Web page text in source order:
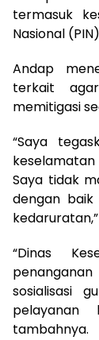
termasuk
Nasional
Andap
terkait
memitigasi
“Saya
Saya tidak
dengan
“Dinas
sosialisasi
tambahnya.